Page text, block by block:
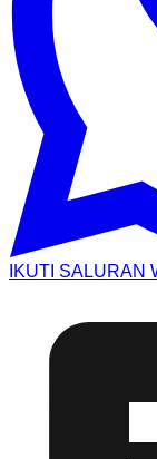
IKUTI SALURAN